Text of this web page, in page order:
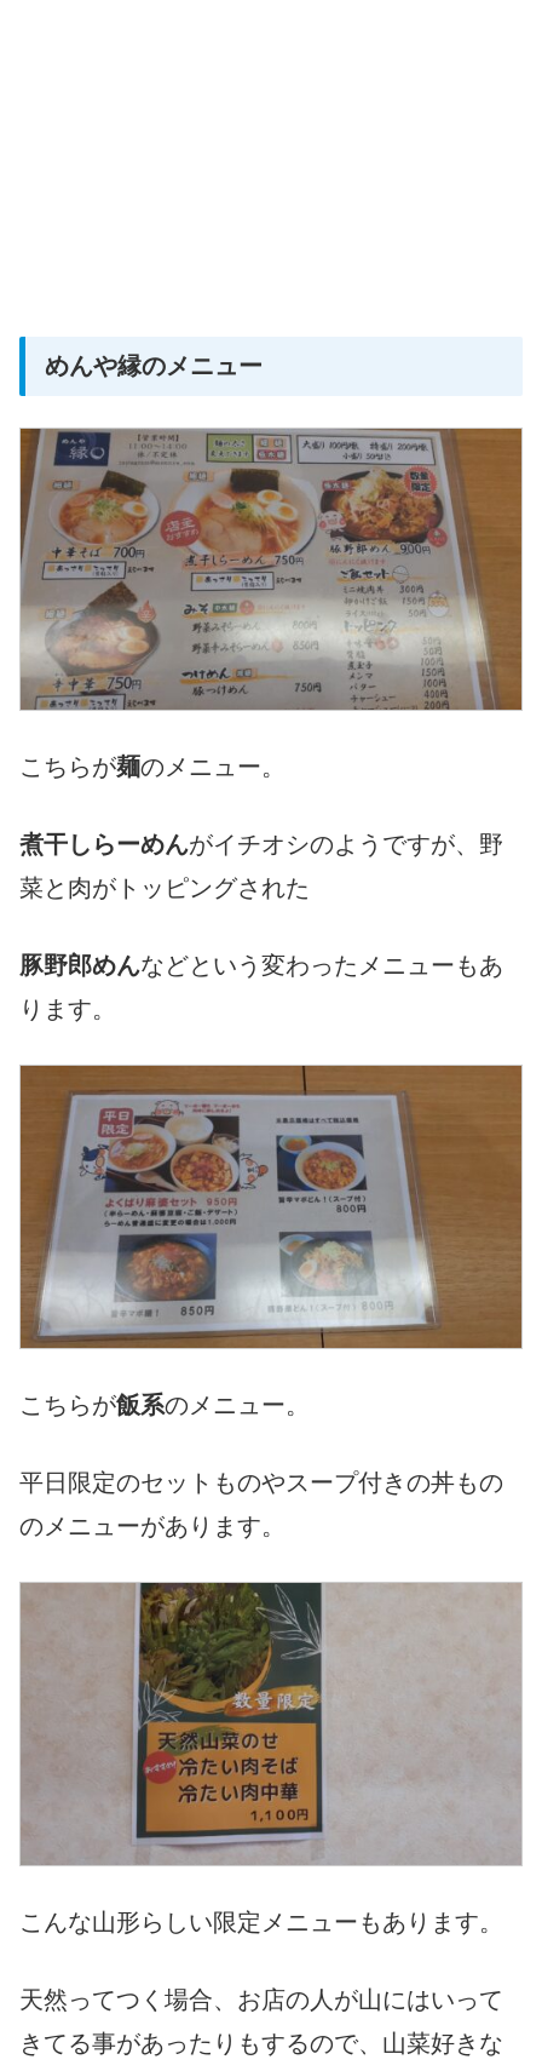
めんや縁のメニュー
こちらが麺のメニュー。
煮干しらーめんがイチオシのようですが、野
菜と肉がトッピングされた
豚野郎めんなどという変わったメニューもあ
ります。
こちらが飯系のメニュー。
平日限定のセットものやスープ付きの丼もの
のメニューがあります。
こんな山形らしい限定メニューもあります。
天然ってつく場合、お店の人が山にはいって
きてる事があったりもするので、山菜好きな